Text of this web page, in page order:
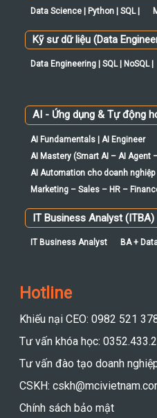
Data Science | Python | SQL |
Kỹ sư dữ liệu (Data
Data Engineering | SQL | NoSQL |
AI - Ứng dụng & Tự động
AI Fundamentals | AI Engineer
AI Mastery (Smart AI – AI Agent
AI Automation cho doanh nghiệp
Marketing – Sales – HR –
IT Business Analyst (ITBA)
IT Business Analyst BA +
Hotline
Khiếu nại CEO: 0982 521
Tư vấn khóa học:
Tư vấn đào tạo doanh
CSKH:
Chính sách bảo mật